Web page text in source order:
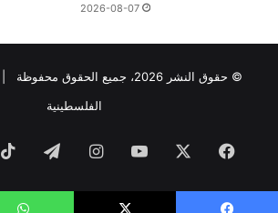
2026-08-07
© حقوق النشر 2026، جميع الحقوق محفوظة |
الفلسطينية
فيسبوك ‫YouTubeانستقرامتيلقرام